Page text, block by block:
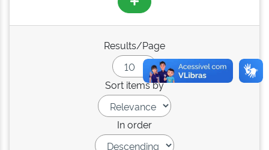
Results/Page
Sort items by
In order